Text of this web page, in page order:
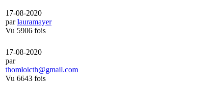
17-08-2020
parlauramayer
Vu 5906 fois
17-08-2020
par
thomloicth@gmail.com
Vu 6643 fois